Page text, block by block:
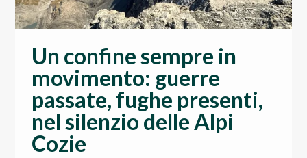
Un confine sempre in
movimento: guerre
passate, fughe presenti,
nel silenzio delle Alpi
Cozie